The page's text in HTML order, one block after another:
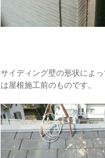
サイディング壁の形状によ
は屋根施工前のものです。